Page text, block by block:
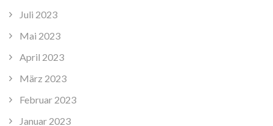
Juli 2023
Mai 2023
April 2023
März 2023
Februar 2023
Januar 2023